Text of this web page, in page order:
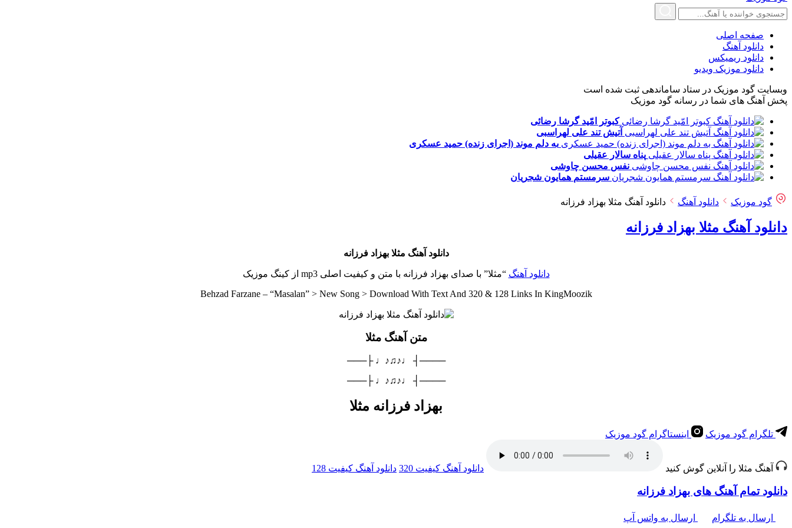
صفحه اصلی
دانلود آهنگ
دانلود ریمیکس
دانلود موزیک ویدیو
وبسایت گود موزیک در ستاد ساماندهی ثبت شده است
پخش آهنگ های شما در رسانه گود موزیک
کبوتر امّید گرشا رضائی
آتیش تند علی لهراسبی
به دلم موند (اجرای زنده) حمید عسکری
پناه سالار عقیلی
نفس محسن چاوشی
سرمستم همایون شجریان
گود موزیک دانلود آهنگ دانلود آهنگ مثلا بهزاد فرزانه
دانلود آهنگ مثلا بهزاد فرزانه
دانلود آهنگ مثلا بهزاد فرزانه
دانلود آهنگ “مثلا” با صدای بهزاد فرزانه با متن و کیفیت اصلی mp3 از کینگ موزیک
Behzad Farzane – “Masalan” > New Song > Download With Text And 320 & 128 Links In KingMoozik
متن آهنگ مثلا
────┤ ♩♪♫♪♩ ├───
────┤ ♩♪♫♪♩ ├───
بهزاد فرزانه مثلا
تلگرام گود موزیک اینستاگرام گود موزیک
آهنگ مثلا را آنلاین گوش کنید دانلود آهنگ کیفیت 320 دانلود آهنگ کیفیت 128
دانلود تمام آهنگ های بهزاد فرزانه
ارسال به تلگرام ارسال به واتس آپ